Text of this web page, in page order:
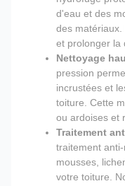
d'eau et des
des
et prolonger la
Nettoyage
pression
incrustées et
toiture. Cette
ou ardoises et
Traitement
traitement
mousses,
votre toiture.